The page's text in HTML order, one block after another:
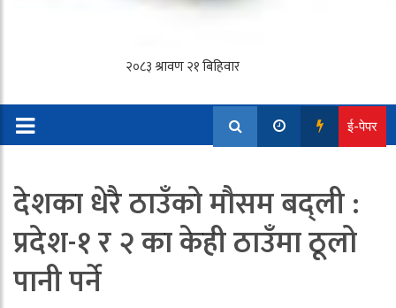
ई-पेपर
देशका धेरै ठाउँको मौसम बद्ली :
प्रदेश-१ र २ का केही ठाउँमा ठूलो
पानी पर्ने